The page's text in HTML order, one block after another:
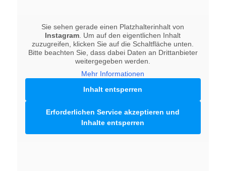
Sie sehen gerade einen Platzhalterinhalt von
Instagram . Um auf den eigentlichen Inhalt
zuzugreifen, klicken Sie auf die Schaltfläche unten.
Bitte beachten Sie, dass dabei Daten an Drittanbieter
weitergegeben werden.
Mehr Informationen
Inhalt entsperren
Erforderlichen Service akzeptieren und
Inhalte entsperren